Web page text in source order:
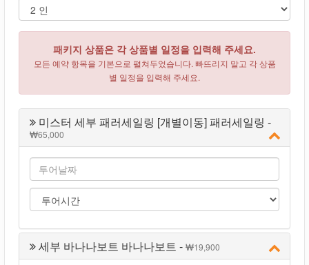
패키지 상품은 각 상품별 일정을 입력해 주세요.
모든 예약 항목을 기본으로 펼쳐두었습니다. 빠뜨리지 말고 각 상품
별 일정을 입력해 주세요.
미스터 세부 패러세일링 [개별이동] 패러세일링 -
65,000
세부 바나나보트 바나나보트 - 19,900